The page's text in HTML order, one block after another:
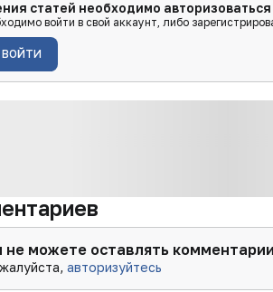
статей необходимо авторизоваться
войти в свой аккаунт, либо
ВОЙТИ
не можете оставлять комментарии
авторизуйтесь